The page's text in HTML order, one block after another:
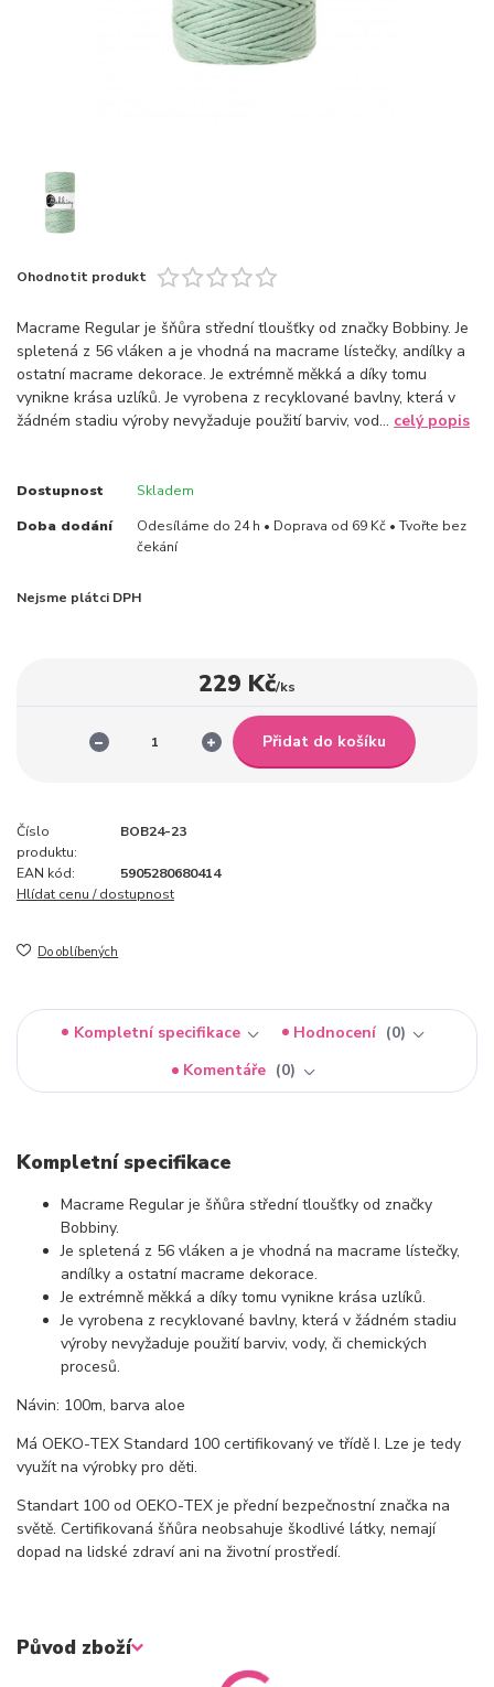
Ohodnotit produkt
Macrame Regular je šňůra střední tloušťky od značky Bobbiny. Je
spletená z 56 vláken a je vhodná na macrame lístečky, andílky a
ostatní macrame dekorace. Je extrémně měkká a díky tomu
vynikne krása uzlíků. Je vyrobena z recyklované bavlny, která v
žádném stadiu výroby nevyžaduje použití barviv, vod... celý popis
Dostupnost Skladem
Doba dodání
Odesíláme do 24 h • Doprava od 69 Kč • Tvořte bez
čekání
Nejsme plátci DPH
229 Kč/ks
Přidat do košíku
Číslo
produktu:
BOB24-23
EAN kód:
5905280680414
Hlídat cenu / dostupnost
Do oblíbených
Kompletní specifikace Hodnocení
0
Komentáře
0
Kompletní specifikace
Macrame Regular je šňůra střední tloušťky od značky
Bobbiny.
Je spletená z 56 vláken a je vhodná na macrame lístečky,
andílky a ostatní macrame dekorace.
Je extrémně měkká a díky tomu vynikne krása uzlíků.
Je vyrobena z recyklované bavlny, která v žádném stadiu
výroby nevyžaduje použití barviv, vody, či chemických
procesů.
Návin: 100m, barva aloe
Má OEKO-TEX Standard 100 certifikovaný ve třídě I. Lze je tedy
využít na výrobky pro děti.
Standart 100 od OEKO-TEX je přední bezpečnostní značka na
světě. Certifikovaná šňůra neobsahuje škodlivé látky, nemají
dopad na lidské zdraví ani na životní prostředí.
Původ zboží